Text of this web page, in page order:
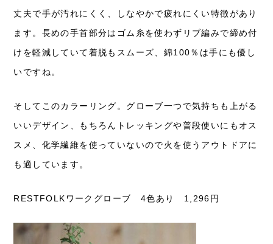
丈夫で手が汚れにくく、しなやかで疲れにくい特徴があり
ます。長めの手首部分はゴム糸を使わずリブ編みで締め付
けを軽減していて着脱もスムーズ、綿100％は手にも優し
いですね。
そしてこのカラーリング。グローブ一つで気持ちも上がる
いいデザイン、もちろんトレッキングや普段使いにもオス
スメ、化学繊維を使っていないので火を使うアウトドアに
も適しています。
RESTFOLKワークグローブ 4色あり 1,296円